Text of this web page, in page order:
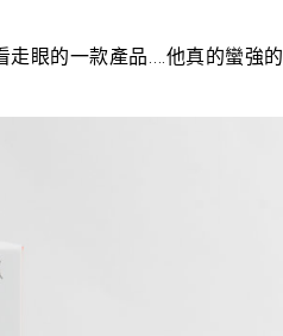
走眼的一款產品….他真的蠻強的